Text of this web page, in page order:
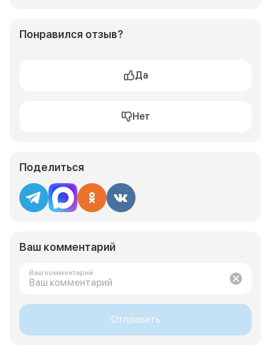
Понравился отзыв?
Да
Нет
Поделиться
Ваш комментарий
Ваш комментарий
Отправить